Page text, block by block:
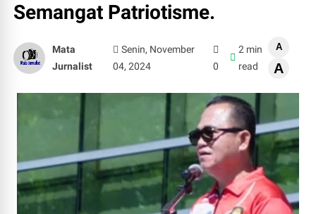
Semangat Patriotisme.
Mata
Jurnalist
Senin, November
04, 2024
0
2 min
read
A
A